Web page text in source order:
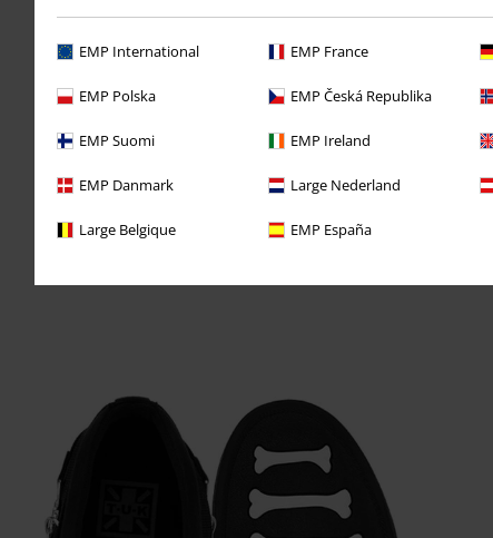
EMP International EMP France
EMP Polska EMP Česká Republika
EMP Suomi EMP Ireland
EMP Danmark Large Nederland
Large Belgique EMP España